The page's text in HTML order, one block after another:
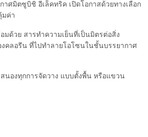
ศมิตซูบิชิ อีเล็คทริค เปิดโอกาสด้วยทางเลือก
มค่า
มด้วย สารทำความเย็นที่เป็นมิตรต่อสิ่ง
คลอรีน ที่ไปทำลายโอโซนในชั้นบรรยากาศ
นองทุกการจัดวาง แบบตั้งพื้น หรือแขวน